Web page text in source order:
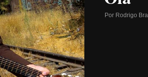
Por Rodrigo